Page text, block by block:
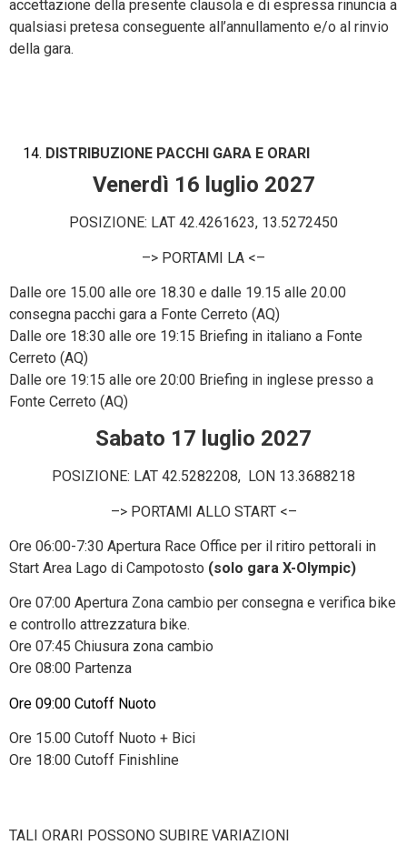
accettazione della presente clausola e di espressa rinuncia a
qualsiasi pretesa conseguente all’annullamento e/o al rinvio
della gara.
DISTRIBUZIONE PACCHI GARA E ORARI
Venerdì 16 luglio 2027
POSIZIONE: LAT 42.4261623, 13.5272450
–> PORTAMI LA <–
Dalle ore 15.00 alle ore 18.30 e dalle 19.15 alle 20.00
consegna pacchi gara a Fonte Cerreto (AQ)
Dalle ore 18:30 alle ore 19:15 Briefing in italiano a Fonte
Cerreto (AQ)
Dalle ore 19:15 alle ore 20:00 Briefing in inglese presso a
Fonte Cerreto (AQ)
Sabato 17 luglio 2027
POSIZIONE: LAT 42.5282208, LON 13.3688218
–> PORTAMI ALLO START <–
Ore 06:00-7:30 Apertura Race Office per il ritiro pettorali in
Start Area Lago di Campotosto (solo gara X-Olympic)
Ore 07:00 Apertura Zona cambio per consegna e verifica bike
e controllo attrezzatura bike.
Ore 07:45 Chiusura zona cambio
Ore 08:00 Partenza
Ore 09:00 Cutoff Nuoto
Ore 15.00 Cutoff Nuoto + Bici
Ore 18:00 Cutoff Finishline
TALI ORARI POSSONO SUBIRE VARIAZIONI